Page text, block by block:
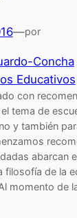
—por
Concha
Educativos
con
tema de
y también
abarcan
filosofía de la
momento de